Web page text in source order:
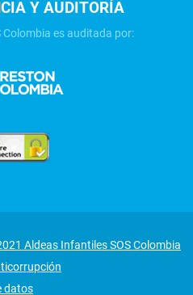
Y AUDITORÍA
Colombia es auditada por:
Aldeas Infantiles SOS Colombia
datos